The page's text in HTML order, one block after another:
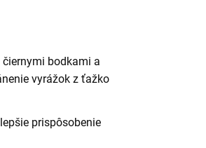
čiernymi bodkami a
vyrážok z ťažko
prispôsobenie